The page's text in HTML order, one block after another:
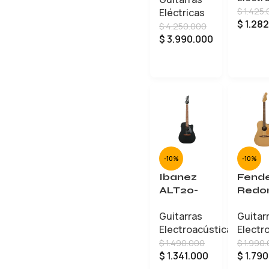
Eléctricas
$4.250.000
$3.990.000
$
$
-10%
Ibanez
ALT20-
Guitarras
Electroacústicas
$1.490.000
$ 1.341.000
-10%
55)
$
$